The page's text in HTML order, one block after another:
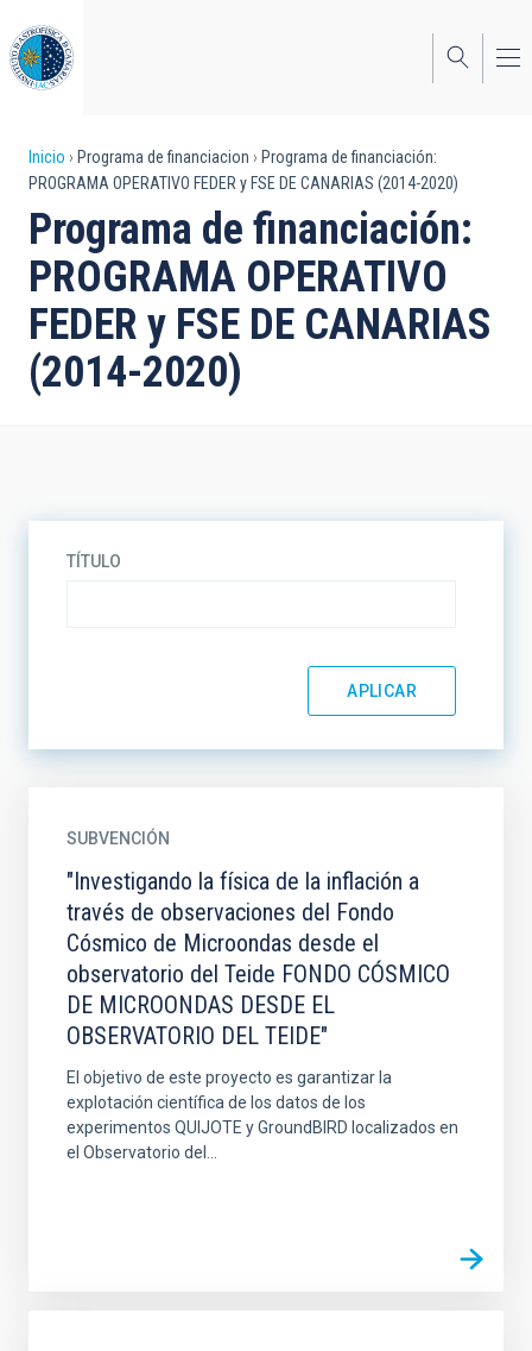
al
contenido
principal
Sobrescribir
enlaces
de
ayuda
a
la
Inicio Programa de financiacion
Programa de financiación:
PROGRAMA OPERATIVO FEDER y FSE DE CANARIAS (2014-2020)
Programa de financiación:
PROGRAMA OPERATIVO
FEDER y FSE DE CANARIAS
(2014-2020)
TÍTULO
SUBVENCIÓN
"Investigando la física de la inflación a
través de observaciones del Fondo
Cósmico de Microondas desde el
observatorio del Teide FONDO CÓSMICO
DE MICROONDAS DESDE EL
OBSERVATORIO DEL TEIDE"
El objetivo de este proyecto es garantizar la
explotación científica de los datos de los
experimentos QUIJOTE y GroundBIRD localizados en
el Observatorio del...